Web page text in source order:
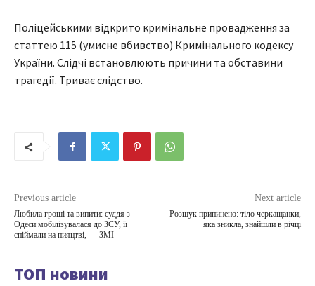
Поліцейськими відкрито кримінальне провадження за
статтею 115 (умисне вбивство) Кримінального кодексу
України. Слідчі встановлюють причини та обставини
трагедії. Триває слідство.
Previous article
Любила гроші та випити: суддя з
Одеси мобілізувалася до ЗСУ, її
спіймали на пияцтві, — ЗМІ
Next article
Розшук припинено: тіло черкащанки,
яка зникла, знайшли в річці
ТОП новини